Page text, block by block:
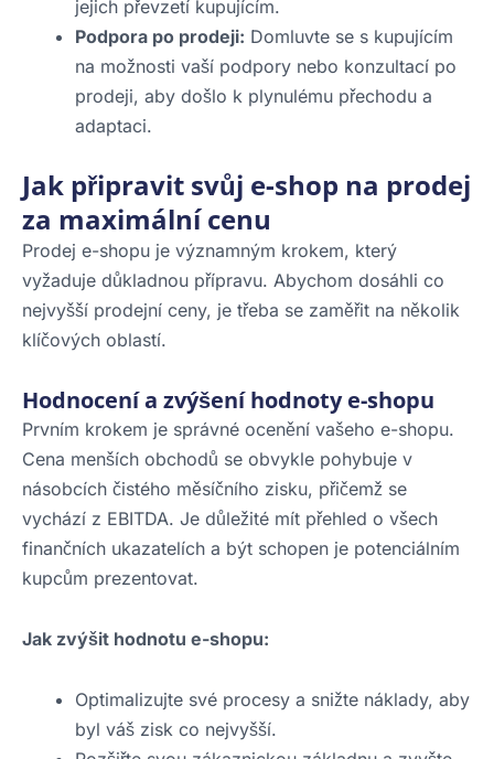
jejich převzetí kupujícím.
Podpora po prodeji: Domluvte se s kupujícím
na možnosti vaší podpory nebo konzultací po
prodeji, aby došlo k plynulému přechodu a
adaptaci.
Jak připravit svůj e-shop na prodej
za maximální cenu
Prodej e-shopu je významným krokem, který
vyžaduje důkladnou přípravu. Abychom dosáhli co
nejvyšší prodejní ceny, je třeba se zaměřit na několik
klíčových oblastí.
Hodnocení a zvýšení hodnoty e-shopu
Prvním krokem je správné ocenění vašeho e-shopu.
Cena menších obchodů se obvykle pohybuje v
násobcích čistého měsíčního zisku, přičemž se
vychází z EBITDA. Je důležité mít přehled o všech
finančních ukazatelích a být schopen je potenciálním
kupcům prezentovat.
Jak zvýšit hodnotu e-shopu:
Optimalizujte své procesy a snižte náklady, aby
byl váš zisk co nejvyšší.